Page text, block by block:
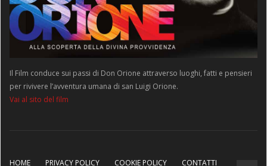
Il Film conduce sui passi di Don Orione attraverso luoghi, fatti e pensieri
per rivivere l’avventura umana di san Luigi Orione.
Vai al sito del film
HOME PRIVACY POLICY COOKIE POLICY CONTATTI